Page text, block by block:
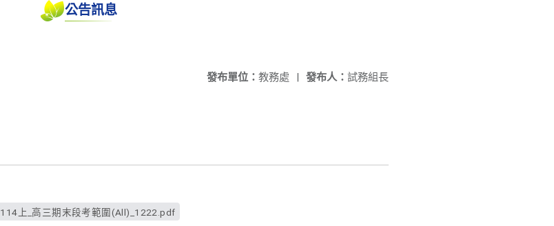
公告訊息
發布人： 試務組長
發布單位： 教務處 |
114上_高三期末段考範圍(All)_1222.pdf